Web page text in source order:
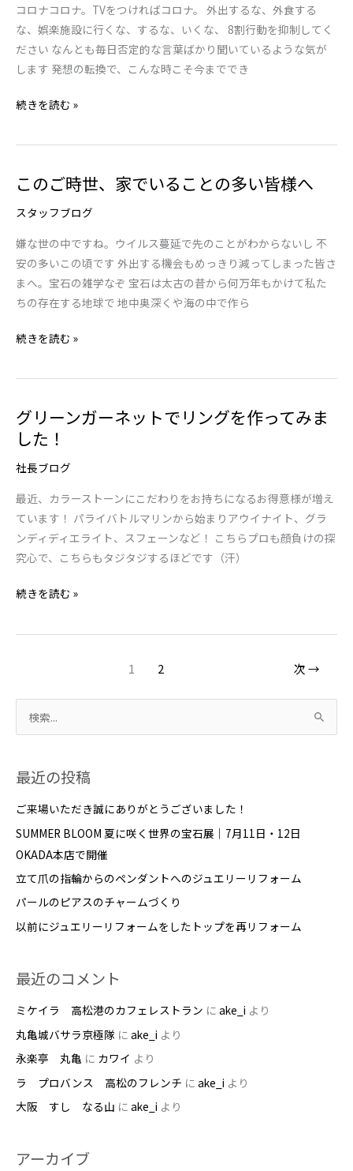
コロナコロナ。TVをつければコロナ。 外出するな、外食する
な、娯楽施設に行くな、するな、いくな、 8割行動を抑制してく
ださい なんとも毎日否定的な言葉ばかり聞いているような気が
します 発想の転換で、こんな時こそ今まででき
中
で
い
る
と
増
る
頃
続きを読む »
このご時世、家でいることの多い皆様へ
スタッフブログ
嫌な世の中ですね。ウイルス蔓延で先のことがわからないし 不
安の多いこの頃です 外出する機会もめっきり減ってしまった皆さ
まへ。宝石の雑学なぞ 宝石は太古の昔から何万年もかけて私た
ちの存在する地球で 地中奥深くや海の中で作ら
こ
ご
時
世、
家
で
る
と
多
い
様
へ
続きを読む »
グリーンガーネットでリングを作ってみま
した！
社長ブログ
最近、カラーストーンにこだわりをお持ちになるお得意様が増え
ています！ パライバトルマリンから始まりアウイナイト、グラ
ンディディエライト、スフェーンなど！ こちらプロも顔負けの探
究心で、こちらもタジタジするほどです（汗）
グ
リ
ン
ガ
ー
ネ
ッ
で
ン
て
ま
た！
続きを読む »
1 2 次→
索
象
最近の投稿
ご来場いただき誠にありがとうございました！
SUMMER BLOOM 夏に咲く世界の宝石展｜7月11日・12日
OKADA本店で開催
立て爪の指輪からのペンダントへのジュエリーリフォーム
パールのピアスのチャームづくり
以前にジュエリーリフォームをしたトップを再リフォーム
最近のコメント
ミケイラ 高松港のカフェレストラン に ake_i より
丸亀城バサラ京極隊 に ake_i より
永楽亭 丸亀 に カワイ より
ラ プロバンス 高松のフレンチ に ake_i より
大阪 すし なる山 に ake_i より
アーカイブ